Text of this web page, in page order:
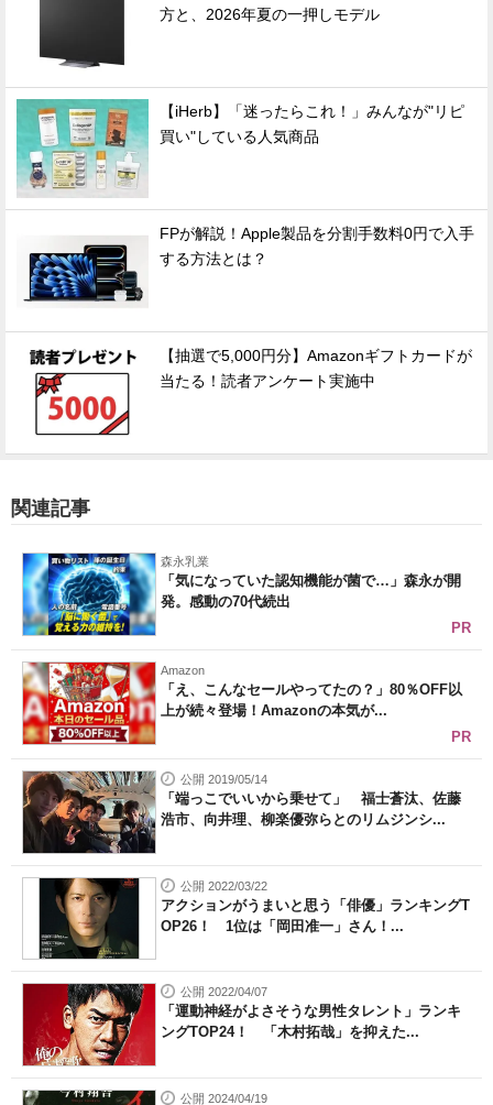
方と、2026年夏の一押しモデル
【iHerb】「迷ったらこれ！」みんなが"リピ
買い"している人気商品
FPが解説！Apple製品を分割手数料0円で入手
する方法とは？
【抽選で5,000円分】Amazonギフトカードが
当たる！読者アンケート実施中
関連記事
森永乳業
「気になっていた認知機能が菌で…」森永が開
発。感動の70代続出
PR
Amazon
「え、こんなセールやってたの？」80％OFF以
上が続々登場！Amazonの本気が...
PR
公開 2019/05/14
「端っこでいいから乗せて」 福士蒼汰、佐藤
浩市、向井理、柳楽優弥らとのリムジンシ...
公開 2022/03/22
アクションがうまいと思う「俳優」ランキングT
OP26！ 1位は「岡田准一」さん！...
公開 2022/04/07
「運動神経がよさそうな男性タレント」ランキ
ングTOP24！ 「木村拓哉」を抑えた...
公開 2024/04/19